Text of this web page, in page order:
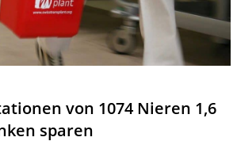
von 1074 Nieren 1,6
sparen